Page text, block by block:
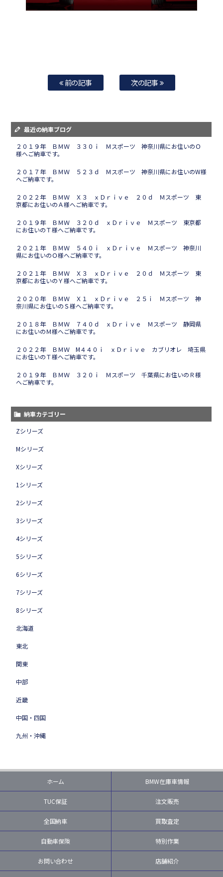
前の記事 次の記事
最近の納車ブログ
２０１９年 ＢＭＷ ３３０ｉ Ｍスポーツ 神奈川県にお住いのＯ
様へご納車です。
２０１７年 ＢＭＷ ５２３ｄ Ｍスポーツ 神奈川県にお住いのW様
へご納車です。
２０２２年 ＢＭＷ Ｘ３ ｘＤｒｉｖｅ ２０ｄ Ｍスポーツ 東
京都にお住いのＡ様へご納車です。
２０１９年 ＢＭＷ ３２０ｄ ｘＤｒｉｖｅ Ｍスポーツ 東京都
にお住いのＴ様へご納車です。
２０２１年 ＢＭＷ ５４０ｉ ｘＤｒｉｖｅ Ｍスポーツ 神奈川
県にお住いのＯ様へご納車です。
２０２１年 ＢＭＷ Ｘ３ ｘＤｒｉｖｅ ２０ｄ Ｍスポーツ 東
京都にお住いのＹ様へご納車です。
２０２０年 ＢＭＷ Ｘ１ ｘＤｒｉｖｅ ２５ｉ Ｍスポーツ 神
奈川県にお住いのＳ様へご納車です。
２０１８年 ＢＭＷ ７４０ｄ ｘＤｒｉｖｅ Ｍスポーツ 静岡県
にお住いのＭ様へご納車です。
２０２２年 ＢＭＷ M４４０ｉ ｘＤｒｉｖｅ カブリオレ 埼玉県
にお住いのＴ様へご納車です。
２０１９年 ＢＭＷ ３２０ｉ Ｍスポーツ 千葉県にお住いのＲ様
へご納車です。
納車カテゴリー
Zシリーズ
Mシリーズ
Xシリーズ
1シリーズ
2シリーズ
3シリーズ
4シリーズ
5シリーズ
6シリーズ
7シリーズ
8シリーズ
北海道
東北
関東
中部
近畿
中国・四国
九州・沖縄
ホーム BMW在庫車情報
TUC保証 注文販売
全国納車 買取査定
自動車保険 特別作業
お問い合わせ 店舗紹介